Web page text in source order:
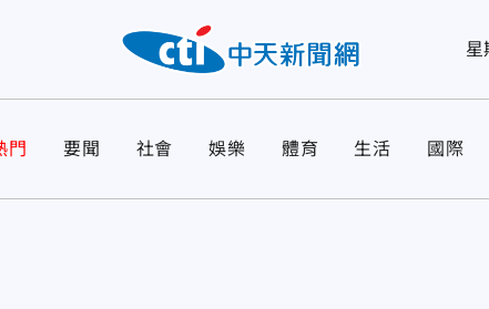
星
門 要聞 社會 娛樂 體育 生活 國際